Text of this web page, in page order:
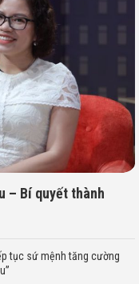
– Bí quyết thành
tục sứ mệnh tăng cường